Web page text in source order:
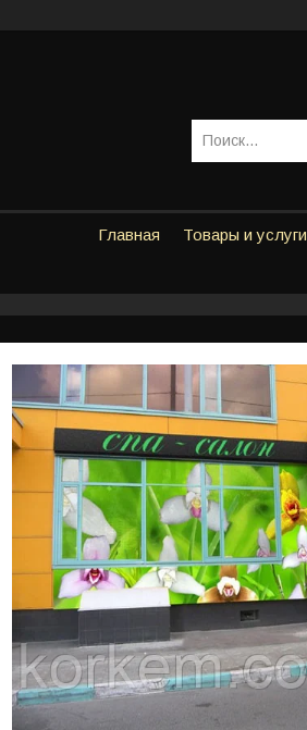
Главная Товары и услуги